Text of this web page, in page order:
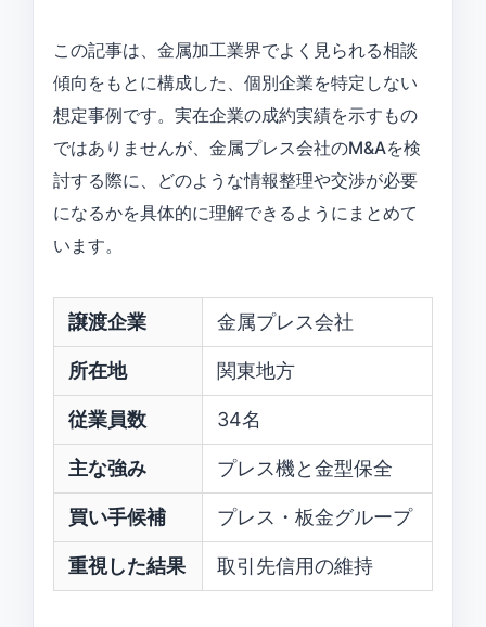
この記事は、金属加工業界でよく見られる相談
傾向をもとに構成した、個別企業を特定しない
想定事例です。実在企業の成約実績を示すもの
ではありませんが、金属プレス会社のM&Aを検
討する際に、どのような情報整理や交渉が必要
になるかを具体的に理解できるようにまとめて
います。
譲渡企業 金属プレス会社
所在地 関東地方
従業員数 34名
主な強み プレス機と金型保全
買い手候補 プレス・板金グループ
重視した結果 取引先信用の維持